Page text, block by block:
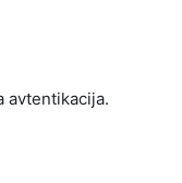
avtentikacija.